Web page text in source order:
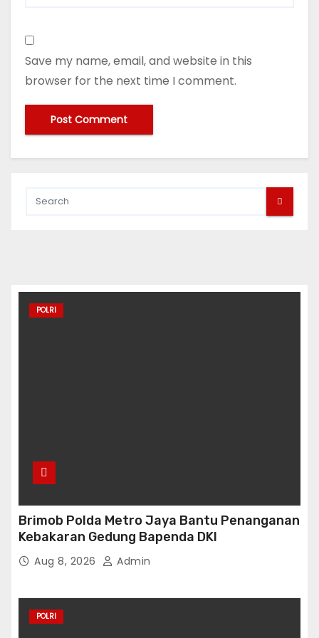
Save my name, email, and website in this
browser for the next time I comment.
POLRI
Brimob Polda Metro Jaya Bantu Penanganan
Kebakaran Gedung Bapenda DKI
Aug 8, 2026 Admin
POLRI